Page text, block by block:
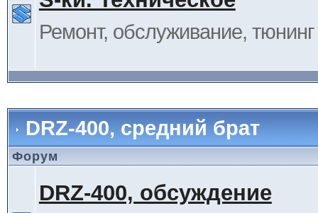
Ремонт, обслуживание, тюнинг
DRZ-400, средний брат
Форум
DRZ-400, обсуждение